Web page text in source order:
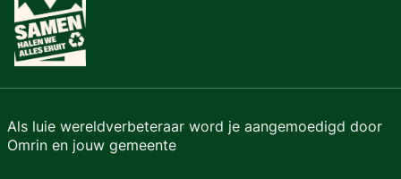
Als luie wereldverbeteraar word je aangemoedigd door
Omrin en jouw gemeente